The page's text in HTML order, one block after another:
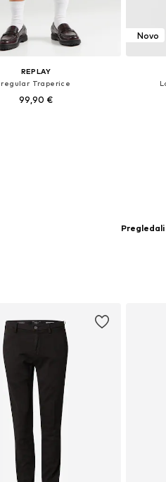
REPLAY
regular Traperice
99,90 €
Novo